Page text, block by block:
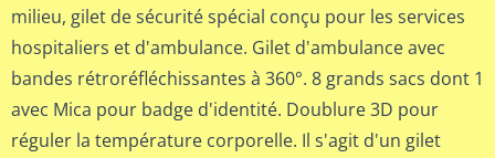
milieu, gilet de sécurité spécial conçu pour les services
hospitaliers et d'ambulance. Gilet d'ambulance avec
bandes rétroréfléchissantes à 360°. 8 grands sacs dont 1
avec Mica pour badge d'identité. Doublure 3D pour
réguler la température corporelle. Il s'agit d'un gilet